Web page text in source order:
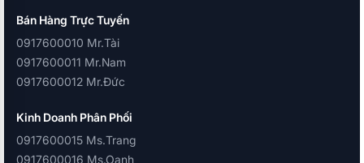
Bán Hàng Trực Tuyến
0917600010 Mr.Tài
0917600011 Mr.Nam
0917600012 Mr.Đức
Kinh Doanh Phân Phối
0917600015 Ms.Trang
0917600016 Ms.Oanh